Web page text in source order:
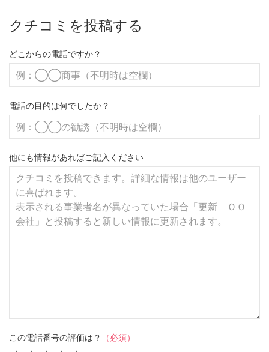
クチコミを投稿する
どこからの電話ですか？
電話の目的は何でしたか？
他にも情報があればご記入ください
この電話番号の評価は？ （必須）